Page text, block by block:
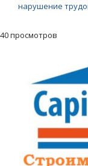
нарушение
40 просмотров